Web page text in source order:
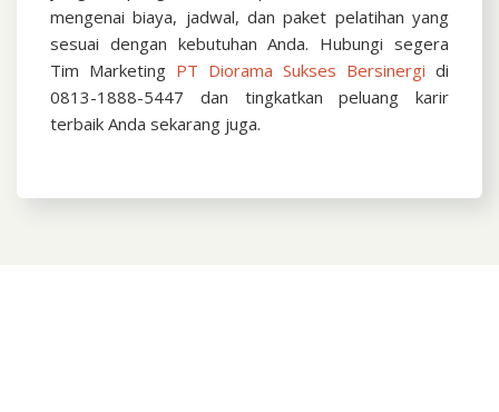
mengenai biaya, jadwal, dan paket pelatihan yang
sesuai dengan kebutuhan Anda. Hubungi segera
Tim Marketing PT Diorama Sukses Bersinergi di
0813-1888-5447 dan tingkatkan peluang karir
terbaik Anda sekarang juga.